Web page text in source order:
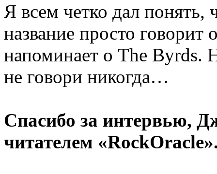
Я всем четко дал понять,
название просто
напоминает о The Byrds.
не говори никогда…
Спасибо за интервью,
читателем